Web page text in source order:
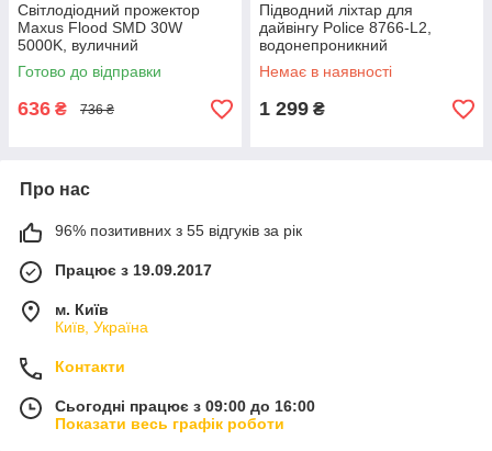
Світлодіодний прожектор
Maxus Flood SMD 30W
5000K, вуличний
вологозахищений LED
світильник IP65
Готово до відправки
636 ₴ 736 ₴
Підводний ліхтар для
дайвінгу Police 8766-L2,
водонепроникний
протиударний ліхтарик для
підводного полювання
Немає в наявності
1 299 ₴
Про нас
96% позитивних з 55 відгуків за рік
Працює з 19.09.2017
м. Київ
Київ, Україна
Контакти
Сьогодні працює з 09:00 до 16:00
Показати весь графік роботи